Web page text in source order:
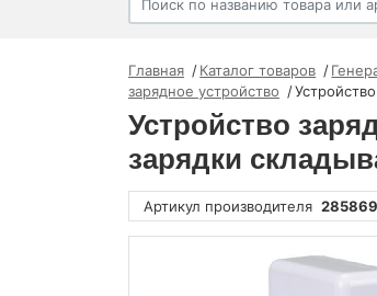
Главная Каталог товаров
зарядное устройство
Устройство
зарядки
Артикул производителя